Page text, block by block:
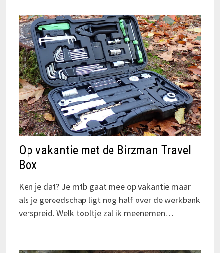
Op vakantie met de Birzman Travel
Box
Ken je dat? Je mtb gaat mee op vakantie maar
als je gereedschap ligt nog half over de werkbank
verspreid. Welk tooltje zal ik meenemen…